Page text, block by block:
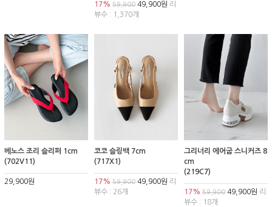
17% 59,90049,900원 리
뷰수 : 1,370개
베노스 조리 슬리퍼 1cm
(702V11)
29,900원
코코 슬링백 7cm
(717X1)
17% 59,90049,900원 리
뷰수 : 26개
그리너리 에어굽 스니커즈 8
cm
(219C7)
17% 59,90049,900원 리
뷰수 : 18개